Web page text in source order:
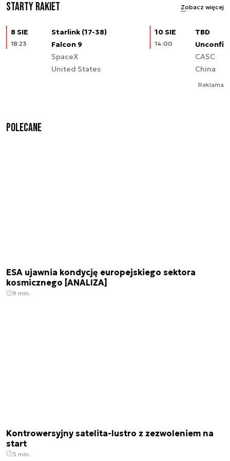
Starty rakiet Zobacz więcej
8 SIE
18:23
Starlink (17-38)
Falcon 9
SpaceX
United States
10 SIE
14:00
TBD
CASC
China
Reklama
Polecane
ESA ujawnia kondycję europejskiego sektora
kosmicznego [ANALIZA]
9 min.
Kontrowersyjny satelita-lustro z zezwoleniem na
start
3 min.